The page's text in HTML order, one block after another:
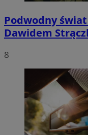
Podwodny
Dawidem
8